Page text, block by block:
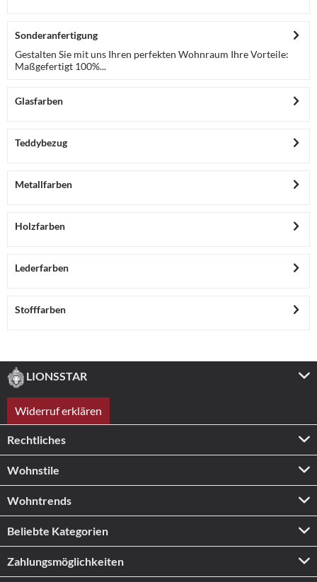
Sonderanfertigung
Gestalten Sie mit uns Ihren perfekten Wohnraum Ihre Vorteile:
Maßgefertigt 100%...
Glasfarben
Teddybezug
Metallfarben
Holzfarben
Lederfarben
Stofffarben
LIONSSTAR
Widerruf erklären
Rechtliches
Wohnstile
Wohntrends
Beliebte Kategorien
Zahlungs­möglichkeiten